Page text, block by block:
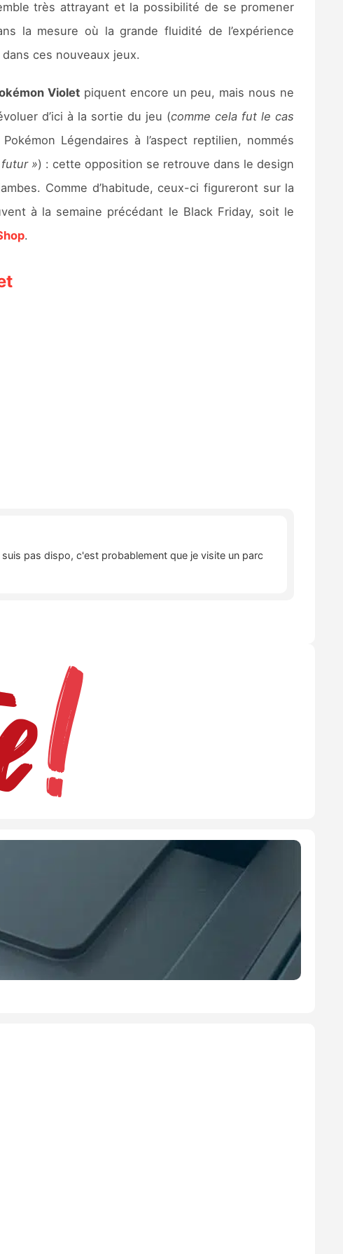
très attrayant et la possibilité de se promener
la mesure où la grande fluidité de l’expérience
ces nouveaux jeux.
Violetpiquent encore un peu, mais nous ne
d’ici à la sortie du jeu (comme cela fut le cas
Légendaires à l’aspect reptilien, nommés
») : cette opposition se retrouve dans le design
Comme d’habitude, ceux-ci figureront sur la
à la semaine précédant le Black Friday, soit le
.
pas dispo, c'est probablement que je visite un parc